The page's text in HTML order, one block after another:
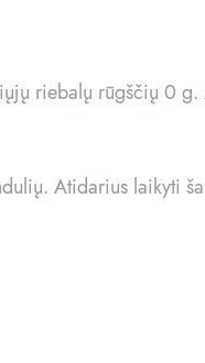
riebalų rūgščių 0
Atidarius laikyti